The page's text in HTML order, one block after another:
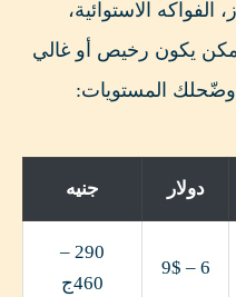
الفواكه الاستوائية،
يكون رخيص أو غالي
المستويات:
دولار جنيه
6 – 9$
290 –
460ج